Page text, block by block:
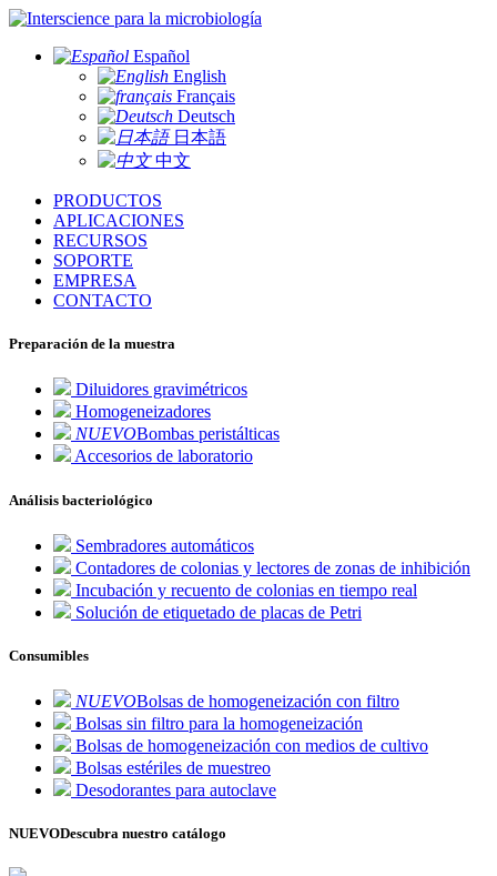
para la microbiología
Español
English
Français
Deutsch
日本語
中文
PRODUCTOS
APLICACIONES
RECURSOS
SOPORTE
EMPRESA
CONTACTO
Preparación de la muestra
Diluidores gravimétricos
Homogeneizadores
NUEVOBombas peristálticas
Accesorios de laboratorio
Análisis bacteriológico
Sembradores automáticos
Contadores de colonias y lectores de zonas de inhibición
Incubación y recuento de colonias en tiempo real
Solución de etiquetado de placas de Petri
Consumibles
NUEVOBolsas de homogeneización con filtro
Bolsas sin filtro para la homogeneización
Bolsas de homogeneización con medios de cultivo
Bolsas estériles de muestreo
Desodorantes para autoclave
NUEVODescubra nuestro catálogo